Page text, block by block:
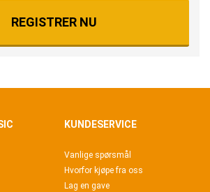
REGISTRER NU
KUNDESERVICE
Vanlige spørsmål
Hvorfor kjøpe fra oss
Lag en gave